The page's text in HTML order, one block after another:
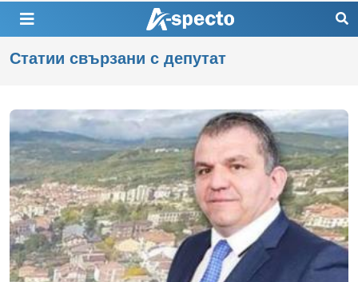
Статии свързани с депутат